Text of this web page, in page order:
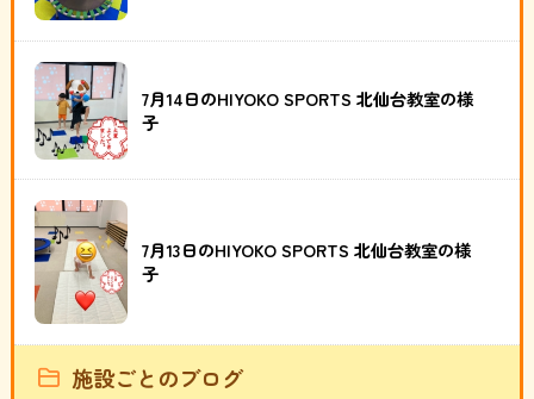
7月14日のHIYOKO SPORTS 北仙台教室の様
子
7月13日のHIYOKO SPORTS 北仙台教室の様
子
施設ごとのブログ